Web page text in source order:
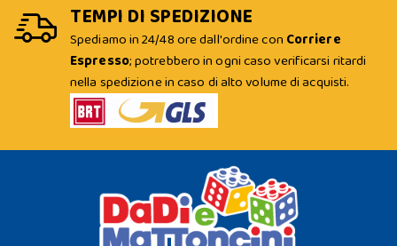
TEMPI DI SPEDIZIONE
Spediamo in 24/48 ore dall'ordine con Corriere
Espresso; potrebbero in ogni caso verificarsi ritardi
nella spedizione in caso di alto volume di acquisti.